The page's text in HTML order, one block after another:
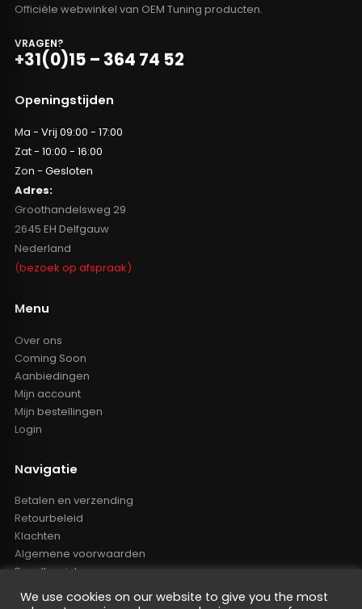
Officiële webwinkel van OEM Tuning producten.
VRAGEN?
+31(0)15 – 364 74 52
Openingstijden
Ma - Vrij 09:00 - 17:00
Zat - 10:00 - 16:00
Zon - Gesloten
Adres:
Groothandelsweg 29
2645 EH Delfgauw
Nederland
(bezoek op afspraak)
Menu
Over ons
Coming Soon
Aanbiedingen
Mijn account
Mijn bestellingen
Login
Navigatie
Betalen en verzending
Retourbeleid
Klachten
Algemene voorwaarden
Resellers inlog
Reseller worden
We use cookies on our website to give you the most